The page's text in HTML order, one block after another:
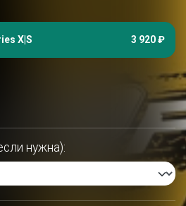
X|S 3 920 ₽
нужна):